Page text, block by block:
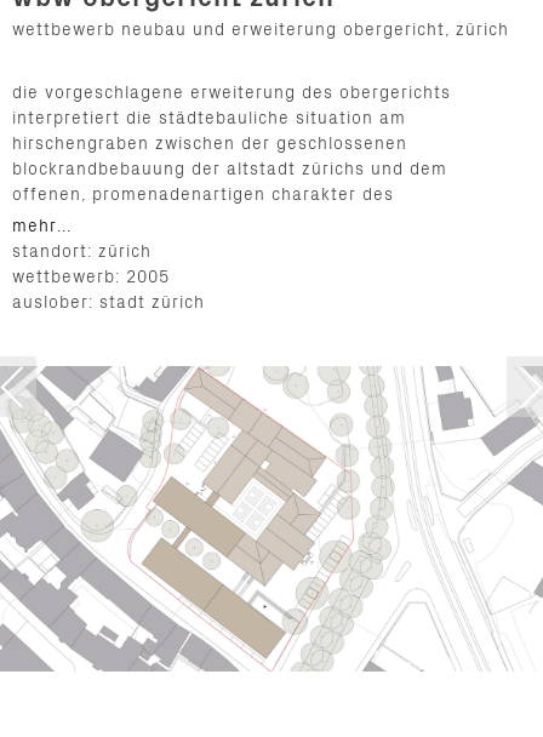
wettbewerb neubau und erweiterung obergericht, zürich
die vorgeschlagene erweiterung des obergerichts
interpretiert die städtebauliche situation am
hirschengraben zwischen der geschlossenen
blockrandbebauung der altstadt zürichs und dem
offenen, promenadenartigen charakter des
hirschengrabens in doppelter weise. einerseits passen
sich die erweiterungen an den vorhandenen
städtebaulichen maßstab der umgebung an,
andererseits stärkt das neue ensemble den eindruck
mittelalterlicher kernstadt und neuzeitlicher
stadterweiterung. die hohe durchlässigkeit, die
vernetzungen und die zahlreichen blickbeziehungen des
angrenzenden altstadtquartiers werden fortgeführt und
die erweiterungen behutsam in die historisch
gewachsene situation und die hanglage eingefügt.
mehr...
standort: zürich
wettbewerb: 2005
auslober: stadt zürich